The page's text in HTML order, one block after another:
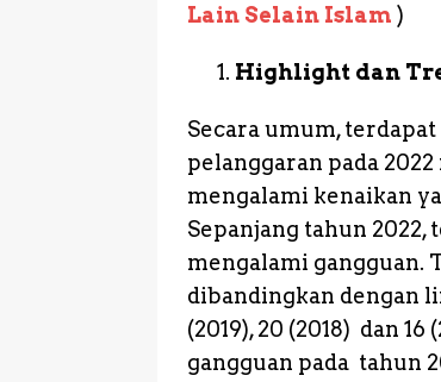
Lain Selain Islam )
Highlight dan
Secara umum,
pelanggaran pada
mengalami kenaikan
Sepanjang tahun 2022,
mengalami gangguan.
dibandingkan dengan
(2019), 20 (2018) dan
gangguan pada tahun